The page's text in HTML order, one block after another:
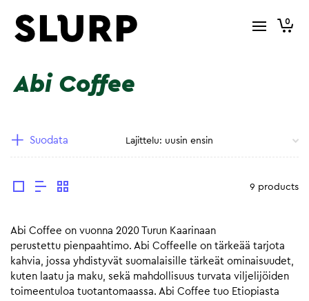
0
Abi Coffee
Suodata
9 products
Abi Coffee on vuonna 2020 Turun Kaarinaan
perustettu pienpaahtimo. Abi Coffeelle on tärkeää tarjota
kahvia, jossa yhdistyvät suomalaisille tärkeät ominaisuudet,
kuten laatu ja maku, sekä mahdollisuus turvata viljelijöiden
toimeentuloa tuotantomaassa. Abi Coffee tuo Etiopiasta